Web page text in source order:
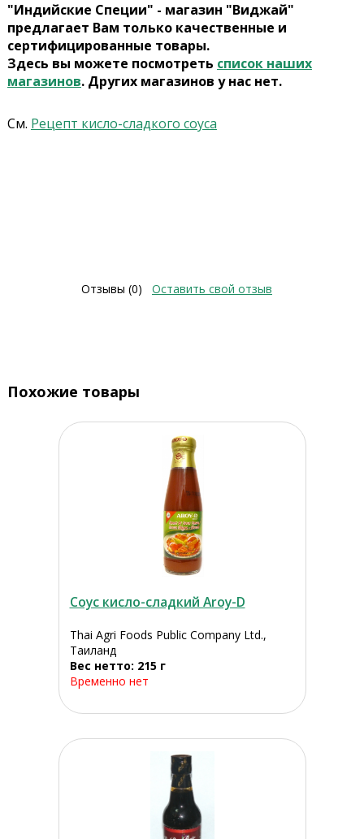
"Индийские Специи" - магазин "Виджай"
предлагает Вам только качественные и
сертифицированные товары.
Здесь вы можете посмотреть список наших
магазинов. Других магазинов у нас нет.
См. Рецепт кисло-сладкого соуса
Отзывы (0) Оставить свой отзыв
Похожие товары
Соус кисло-сладкий Aroy-D
Thai Agri Foods Public Company Ltd.,
Таиланд
Вес нетто: 215 г
Временно нет